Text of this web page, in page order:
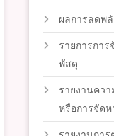
ผลการลดพ
รายการกา
พัสดุ
รายงานคว
หรือการจัด